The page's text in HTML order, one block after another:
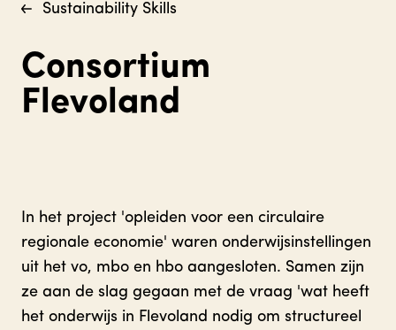
Sustainability Skills
Consortium
Flevoland
In het project 'opleiden voor een circulaire
regionale economie' waren onderwijsinstellingen
uit het vo, mbo en hbo aangesloten. Samen zijn
ze aan de slag gegaan met de vraag 'wat heeft
het onderwijs in Flevoland nodig om structureel